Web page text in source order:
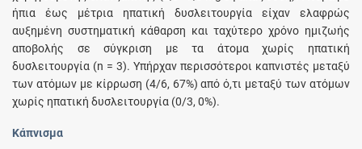
ήπια έως μέτρια ηπατική δυσλειτουργία είχαν ελαφρώς
αυξημένη συστηματική κάθαρση και ταχύτερο χρόνο ημιζωής
αποβολής σε σύγκριση με τα άτομα χωρίς ηπατική
δυσλειτουργία (n = 3). Υπήρχαν περισσότεροι καπνιστές μεταξύ
των ατόμων με κίρρωση (4/6, 67%) από ό,τι μεταξύ των ατόμων
χωρίς ηπατική δυσλειτουργία (0/3, 0%).
Κάπνισμα